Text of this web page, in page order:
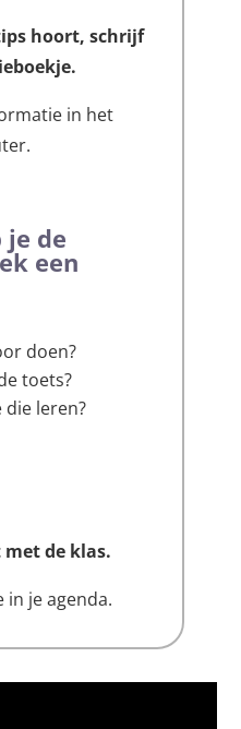
hoort, schrijf
in het
je de
een
doen?
toets?
die leren?
met de klas.
in je agenda.